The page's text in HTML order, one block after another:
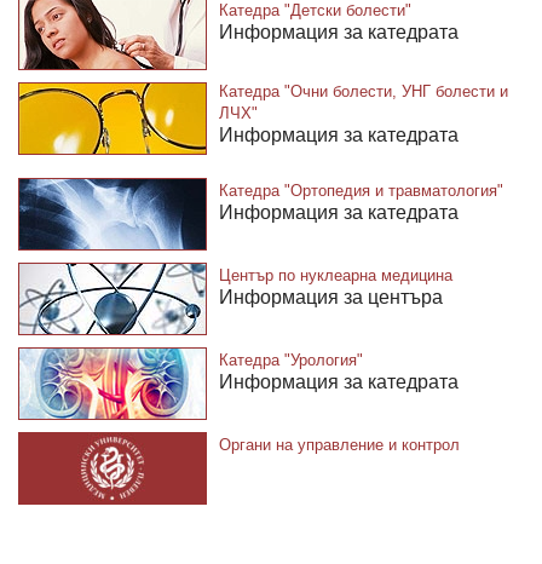
Катедра "Детски болести"
Информация за катедрата
Катедра "Очни болести, УНГ болести и
ЛЧХ"
Информация за катедрата
Катедра "Ортопедия и травматология"
Информация за катедрата
Център по нуклеарна медицина
Информация за центъра
Катедра "Урология"
Информация за катедрата
Органи на управление и контрол